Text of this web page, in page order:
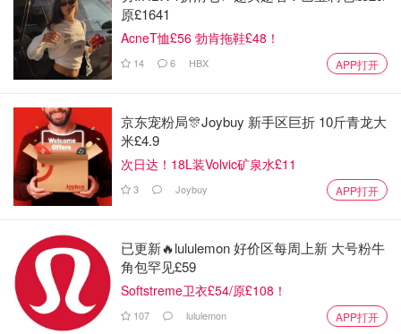
原£1641
AcneT恤£56 勃肯拖鞋£48！
14 6 HBX APP打开
京东宠粉局🎊Joybuy 新手区巨折 10斤青龙大
米£4.9
次日达！18L装Volvic矿泉水£11
3 Joybuy APP打开
已更新🔥lululemon 好价区每周上新 大号粉牛
角包罕见£59
Softstreme卫衣£54/原£108！
107 lululemon APP打开